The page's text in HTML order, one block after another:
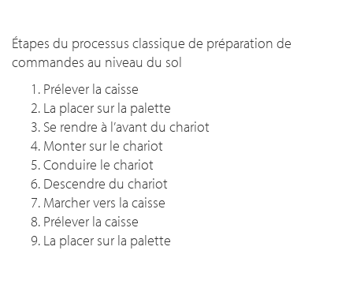
Étapes du processus classique de préparation de
commandes au niveau du sol
Prélever la caisse
La placer sur la palette
Se rendre à l’avant du chariot
Monter sur le chariot
Conduire le chariot
Descendre du chariot
Marcher vers la caisse
Prélever la caisse
La placer sur la palette